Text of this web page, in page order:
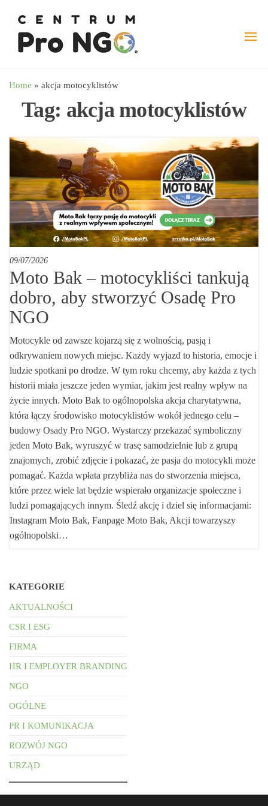
treści
Home » akcja motocyklistów
Tag: akcja motocyklistów
09/07/2026
Moto Bak – motocykliści tankują
dobro, aby stworzyć Osadę Pro
NGO
Motocykle od zawsze kojarzą się z wolnością, pasją i
odkrywaniem nowych miejsc. Każdy wyjazd to historia, emocje i
ludzie spotkani po drodze. W tym roku chcemy, aby każda z tych
historii miała jeszcze jeden wymiar, jakim jest realny wpływ na
życie innych. Moto Bak to ogólnopolska akcja charytatywna,
która łączy środowisko motocyklistów wokół jednego celu –
budowy Osady Pro NGO. Wystarczy przekazać symboliczny
jeden Moto Bak, wyruszyć w trasę samodzielnie lub z grupą
znajomych, zrobić zdjęcie i pokazać, że pasja do motocykli może
pomagać. Każda wpłata przybliża nas do stworzenia miejsca,
które przez wiele lat będzie wspierało organizacje społeczne i
ludzi pomagających innym. Śledź akcję i dziel się informacjami:
Instagram Moto Bak, Fanpage Moto Bak, Akcji towarzyszy
ogólnopolski…
KATEGORIE
AKTUALNOŚCI
CSR I ESG
FIRMA
HR I EMPLOYER BRANDING
NGO
OGÓLNE
PR I KOMUNIKACJA
ROZWÓJ NGO
URZĄD